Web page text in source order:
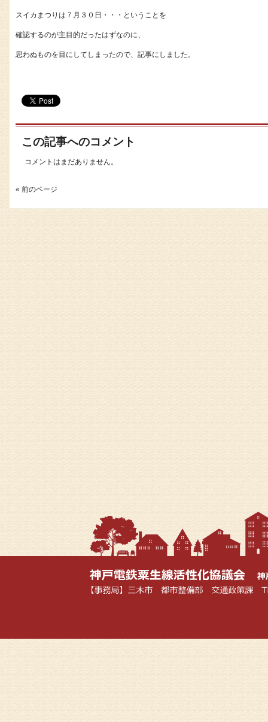
スイカまつりは７月３０日・・・ということを
確認するのが主目的だったはずなのに、
思わぬものを目にしてしまったので、記事にしました。
この記事へのコメント
コメントはまだありません。
« 前のページ